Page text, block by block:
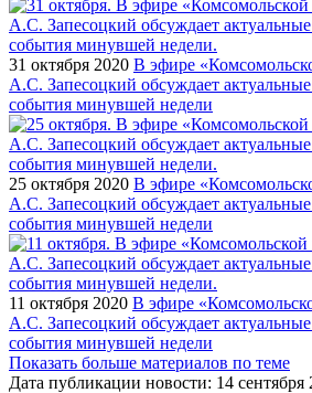
31 октября 2020 В эфире
А.С. Запесоцкий обсуждает
события минувшей недели
25 октября 2020 В эфире
А.С. Запесоцкий обсуждает
события минувшей недели
11 октября 2020 В эфире
А.С. Запесоцкий обсуждает
события минувшей недели
Показать больше материалов по теме
Дата публикации новости: 14 сентября